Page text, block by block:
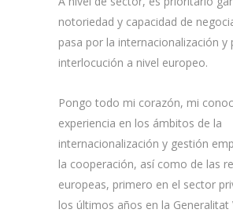
notoriedad y capacidad de
pasa por la internacionalización y
interlocución a nivel europeo.
Pongo todo mi corazón, mi
experiencia en los ámbitos de la
internacionalización y gestión
la cooperación, así como de las
europeas, primero en el sector
los últimos años en la Generalitat